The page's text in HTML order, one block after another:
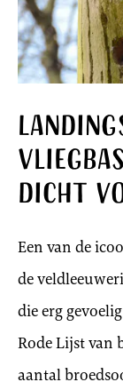
dicht
Een van de
de
die erg
Rode Lijst van
aantal